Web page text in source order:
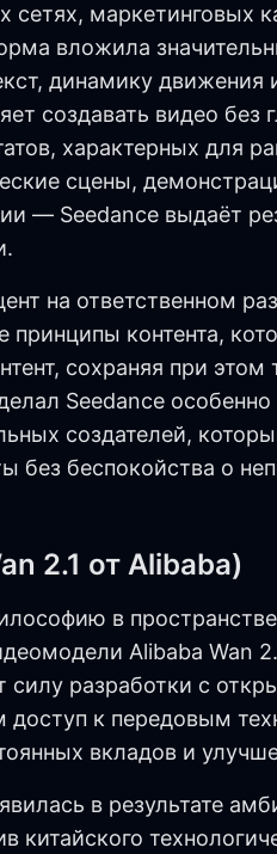
маркетинговых
вложила
динамику движения
создавать видео без
характерных для
сцены,
— Seedance выдаёт
на ответственном
принципы контента,
сохраняя при этом
Seedance
создателей,
без беспокойства о
2.1 от Alibaba)
в
Alibaba Wan
силу разработки с
доступ к передовым
вкладов и
в результате
китайского